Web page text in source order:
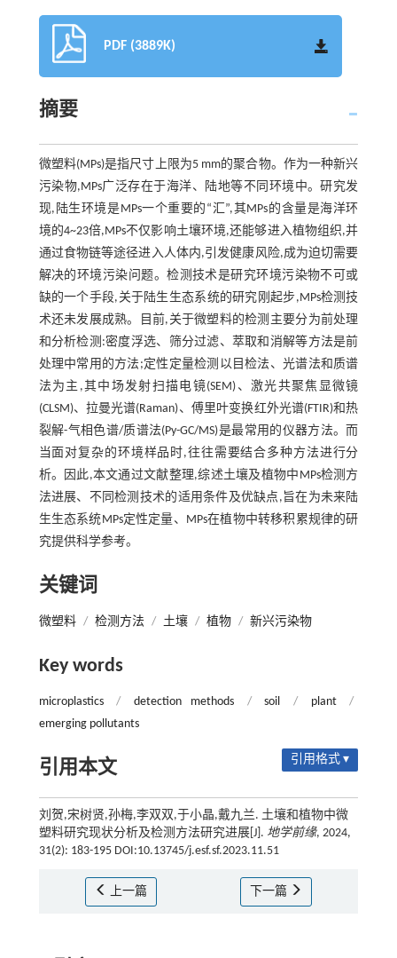
PDF (3889K)
摘要
微塑料(MPs)是指尺寸上限为5 mm的聚合物。作为一种新兴
污染物,MPs广泛存在于海洋、陆地等不同环境中。研究发
现,陆生环境是MPs一个重要的“汇”,其MPs的含量是海洋环
境的4~23倍,MPs不仅影响土壤环境,还能够进入植物组织,并
通过食物链等途径进入人体内,引发健康风险,成为迫切需要
解决的环境污染问题。检测技术是研究环境污染物不可或
缺的一个手段,关于陆生生态系统的研究刚起步,MPs检测技
术还未发展成熟。目前,关于微塑料的检测主要分为前处理
和分析检测:密度浮选、筛分过滤、萃取和消解等方法是前
处理中常用的方法;定性定量检测以目检法、光谱法和质谱
法为主,其中场发射扫描电镜(SEM)、激光共聚焦显微镜
(CLSM)、拉曼光谱(Raman)、傅里叶变换红外光谱(FTIR)和热
裂解-气相色谱/质谱法(Py-GC/MS)是最常用的仪器方法。而
当面对复杂的环境样品时,往往需要结合多种方法进行分
析。因此,本文通过文献整理,综述土壤及植物中MPs检测方
法进展、不同检测技术的适用条件及优缺点,旨在为未来陆
生生态系统MPs定性定量、MPs在植物中转移积累规律的研
究提供科学参考。
关键词
微塑料 / 检测方法 / 土壤 / 植物 / 新兴污染物
Key words
microplastics / detection methods / soil / plant
/
emerging pollutants
引用本文 引用格式 ▾
刘贺,宋树贤,孙梅,李双双,于小晶,戴九兰. 土壤和植物中微
塑料研究现状分析及检测方法研究进展[J]. 地学前缘, 2024,
31(2): 183-195 DOI:10.13745/j.esf.sf.2023.11.51
上一篇 下一篇